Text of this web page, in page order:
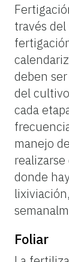
través
deben
del
cada
manejo
donde
Foliar